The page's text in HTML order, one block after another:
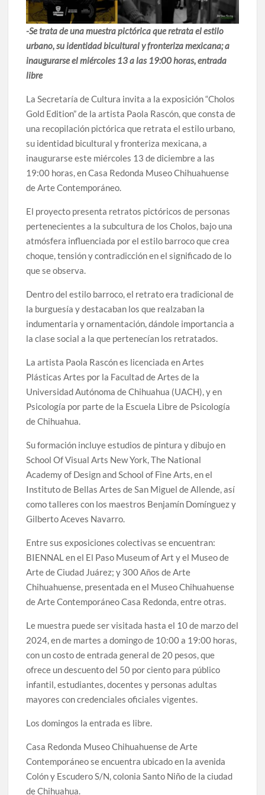
celebrarse en Delicias
Amplía Biblioteca Central “Carlos Montemayor”
actividades gratuitas para este mes de julio
-Se trata de una muestra pictórica que retrata el estilo
urbano, su identidad bicultural y fronteriza mexicana; a
inaugurarse el miércoles 13 a las 19:00 horas, entrada
libre
La Secretaría de Cultura invita a la exposición “Cholos
Gold Edition” de la artista Paola Rascón, que consta de
una recopilación pictórica que retrata el estilo urbano,
su identidad bicultural y fronteriza mexicana, a
inaugurarse este miércoles 13 de diciembre a las
19:00 horas, en Casa Redonda Museo Chihuahuense
de Arte Contemporáneo.
El proyecto presenta retratos pictóricos de personas
pertenecientes a la subcultura de los Cholos, bajo una
atmósfera influenciada por el estilo barroco que crea
choque, tensión y contradicción en el significado de lo
que se observa.
Dentro del estilo barroco, el retrato era tradicional de
la burguesía y destacaban los que realzaban la
indumentaria y ornamentación, dándole importancia a
la clase social a la que pertenecían los retratados.
La artista Paola Rascón es licenciada en Artes
Plásticas Artes por la Facultad de Artes de la
Universidad Autónoma de Chihuahua (UACH), y en
Psicología por parte de la Escuela Libre de Psicología
de Chihuahua.
Su formación incluye estudios de pintura y dibujo en
School Of Visual Arts New York, The National
Academy of Design and School of Fine Arts, en el
Instituto de Bellas Artes de San Miguel de Allende, así
como talleres con los maestros Benjamín Domínguez y
Gilberto Aceves Navarro.
Entre sus exposiciones colectivas se encuentran:
BIENNAL en el El Paso Museum of Art y el Museo de
Arte de Ciudad Juárez; y 300 Años de Arte
Chihuahuense, presentada en el Museo Chihuahuense
de Arte Contemporáneo Casa Redonda, entre otras.
Le muestra puede ser visitada hasta el 10 de marzo del
2024, en de martes a domingo de 10:00 a 19:00 horas,
con un costo de entrada general de 20 pesos, que
ofrece un descuento del 50 por ciento para público
infantil, estudiantes, docentes y personas adultas
mayores con credenciales oficiales vigentes.
Los domingos la entrada es libre.
Casa Redonda Museo Chihuahuense de Arte
Contemporáneo se encuentra ubicado en la avenida
Colón y Escudero S/N, colonia Santo Niño de la ciudad
de Chihuahua.